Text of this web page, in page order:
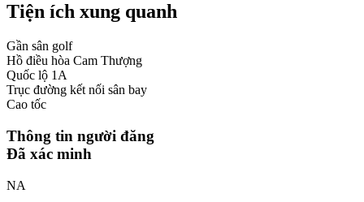
Tiện ích xung quanh
Gần sân golf
Hồ điều hòa Cam Thượng
Quốc lộ 1A
Trục đường kết nối sân bay
Cao tốc
Thông tin người đăng
Đã xác minh
NA